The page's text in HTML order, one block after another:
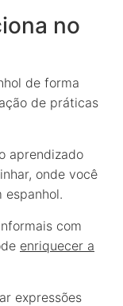
no
de forma
de práticas
aprendizado
onde você
espanhol.
com
enriquecer a
expressões